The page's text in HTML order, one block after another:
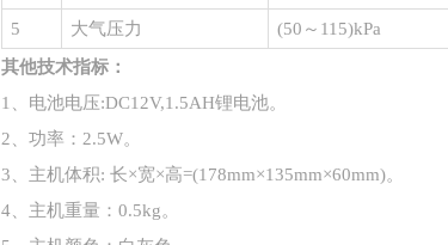
5 大气压力 (50～115)kPa
其他技术指标 ：
1、电池电压:DC12V,1.5AH锂电池。
2、功率：2.5W。
3、主机体积: 长×宽×高=(178mm×135mm×60mm)。
4、主机重量：0.5kg。